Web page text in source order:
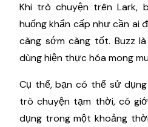
Khi trò chuyện trên Lark,
huống khẩn cấp như cần ai
càng sớm càng tốt. Buzz
dùng hiện thực hóa mong
Cụ thể, bạn có thể sử
trò chuyện tạm thời, có
dụng trong một khoảng